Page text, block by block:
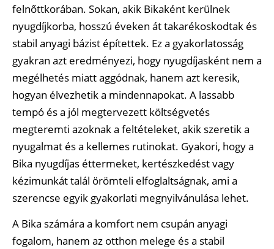
felnőttkorában. Sokan, akik Bikaként kerülnek
nyugdíjkorba, hosszú éveken át takarékoskodtak és
stabil anyagi bázist építettek. Ez a gyakorlatosság
gyakran azt eredményezi, hogy nyugdíjasként nem a
megélhetés miatt aggódnak, hanem azt keresik,
hogyan élvezhetik a mindennapokat. A lassabb
tempó és a jól megtervezett költségvetés
megteremti azoknak a feltételeket, akik szeretik a
nyugalmat és a kellemes rutinokat. Gyakori, hogy a
Bika nyugdíjas éttermeket, kertészkedést vagy
kézimunkát talál örömteli elfoglaltságnak, ami a
szerencse egyik gyakorlati megnyilvánulása lehet.
A Bika számára a komfort nem csupán anyagi
fogalom, hanem az otthon melege és a stabil